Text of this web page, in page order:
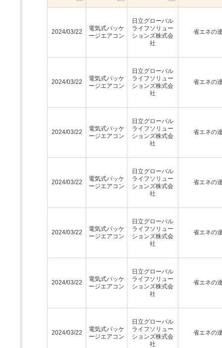
2024/03/22
電気式パッケ
ージエアコン
日立グローバル
ライフソリュー
ションズ株式会
社
省エネの
2024/03/22
電気式パッケ
ージエアコン
日立グローバル
ライフソリュー
ションズ株式会
社
省エネの
2024/03/22
電気式パッケ
ージエアコン
日立グローバル
ライフソリュー
ションズ株式会
社
省エネの
2024/03/22
電気式パッケ
ージエアコン
日立グローバル
ライフソリュー
ションズ株式会
社
省エネの
2024/03/22
電気式パッケ
ージエアコン
日立グローバル
ライフソリュー
ションズ株式会
社
省エネの
2024/03/22
電気式パッケ
ージエアコン
日立グローバル
ライフソリュー
ションズ株式会
社
省エネの
2024/03/22
電気式パッケ
ージエアコン
日立グローバル
ライフソリュー
ションズ株式会
社
省エネの